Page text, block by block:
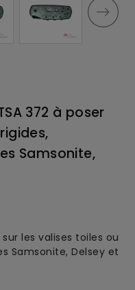
372 à poser
Samsonite,
les valises toiles ou
Samsonite, Delsey et